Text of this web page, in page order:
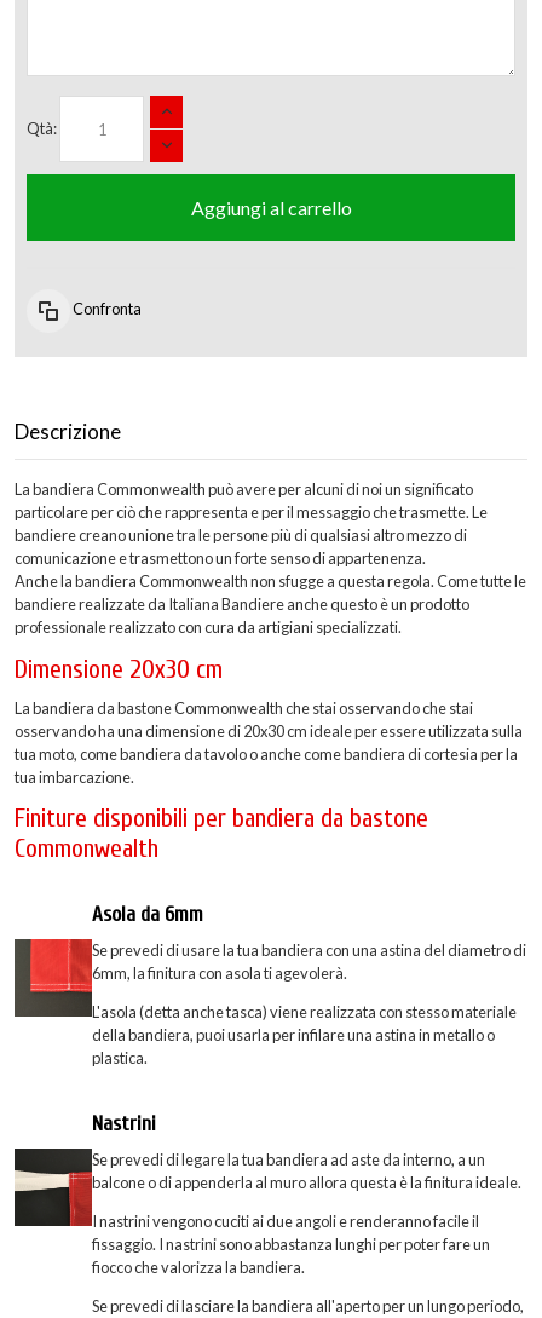
Qtà:
Aggiungi al carrello
Confronta
Descrizione
La bandiera Commonwealth può avere per alcuni di noi un significato
particolare per ciò che rappresenta e per il messaggio che trasmette. Le
bandiere creano unione tra le persone più di qualsiasi altro mezzo di
comunicazione e trasmettono un forte senso di appartenenza.
Anche la bandiera Commonwealth non sfugge a questa regola. Come tutte le
bandiere realizzate da Italiana Bandiere anche questo è un prodotto
professionale realizzato con cura da artigiani specializzati.
Dimensione 20x30 cm
La bandiera da bastone Commonwealth che stai osservando che stai
osservando ha una dimensione di 20x30 cm ideale per essere utilizzata sulla
tua moto, come bandiera da tavolo o anche come bandiera di cortesia per la
tua imbarcazione.
Finiture disponibili per bandiera da bastone
Commonwealth
Asola da 6mm
Se prevedi di usare la tua bandiera con una astina del diametro di
6mm, la finitura con asola ti agevolerà.
L'asola (detta anche tasca) viene realizzata con stesso materiale
della bandiera, puoi usarla per infilare una astina in metallo o
plastica.
Nastrini
Se prevedi di legare la tua bandiera ad aste da interno, a un
balcone o di appenderla al muro allora questa è la finitura ideale.
I nastrini vengono cuciti ai due angoli e renderanno facile il
fissaggio. I nastrini sono abbastanza lunghi per poter fare un
fiocco che valorizza la bandiera.
Se prevedi di lasciare la bandiera all'aperto per un lungo periodo,